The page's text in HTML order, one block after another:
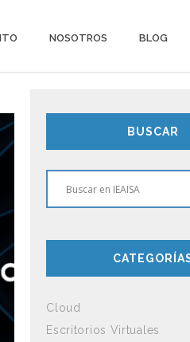
NOSOTROS BLOG
BUSCAR
Cloud
Escritorios Virtuales